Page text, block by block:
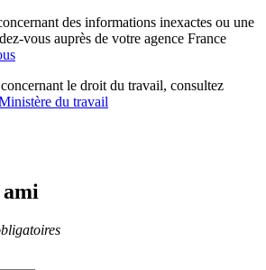
des informations inexactes ou une
vous auprès de votre agence France
le droit du travail, consultez
du travail